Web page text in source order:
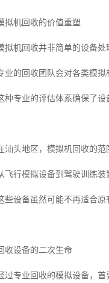
拟机回收的价值重塑
拟机回收并非简单的设备处
业的回收团队会对各类模拟
种专业的评估体系确保了设
汕头地区，模拟机回收的范
飞行模拟设备到驾驶训练装
些设备虽然可能不再适合原
收设备的二次生命
过专业回收的模拟设备，首